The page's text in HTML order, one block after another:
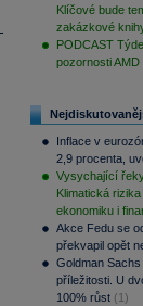
Klíčové bude
zakázkové
PODCAST
pozornosti AMD
Inflace v
2,9 procenta,
Vysychající
Klimatická
ekonomiku i
Akce Fedu se
překvapil opět
Goldman
příležitosti. U
100% růst (1)